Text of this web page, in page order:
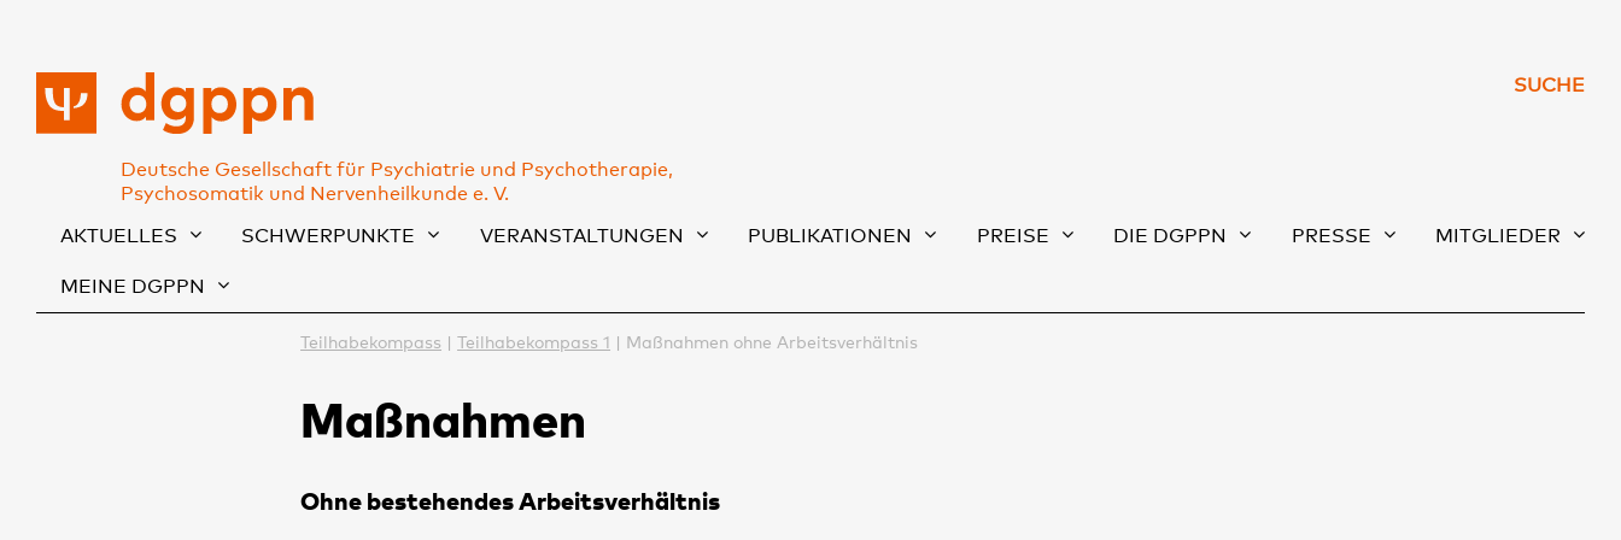
Deutsche Gesellschaft für Psychiatrie und Psychotherapie,
Psychosomatik und Nervenheilkunde e. V.
SUCHE
AKTUELLES SCHWERPUNKTE VERANSTALTUNGEN PUBLIKATIONEN PREISE DIE DGPPN PRESSE MITGLIEDER
MEINE DGPPN
Teilhabekompass Teilhabekompass 1 Maßnahmen ohne Arbeitsverhältnis
Maßnahmen
Ohne bestehendes Arbeitsverhältnis